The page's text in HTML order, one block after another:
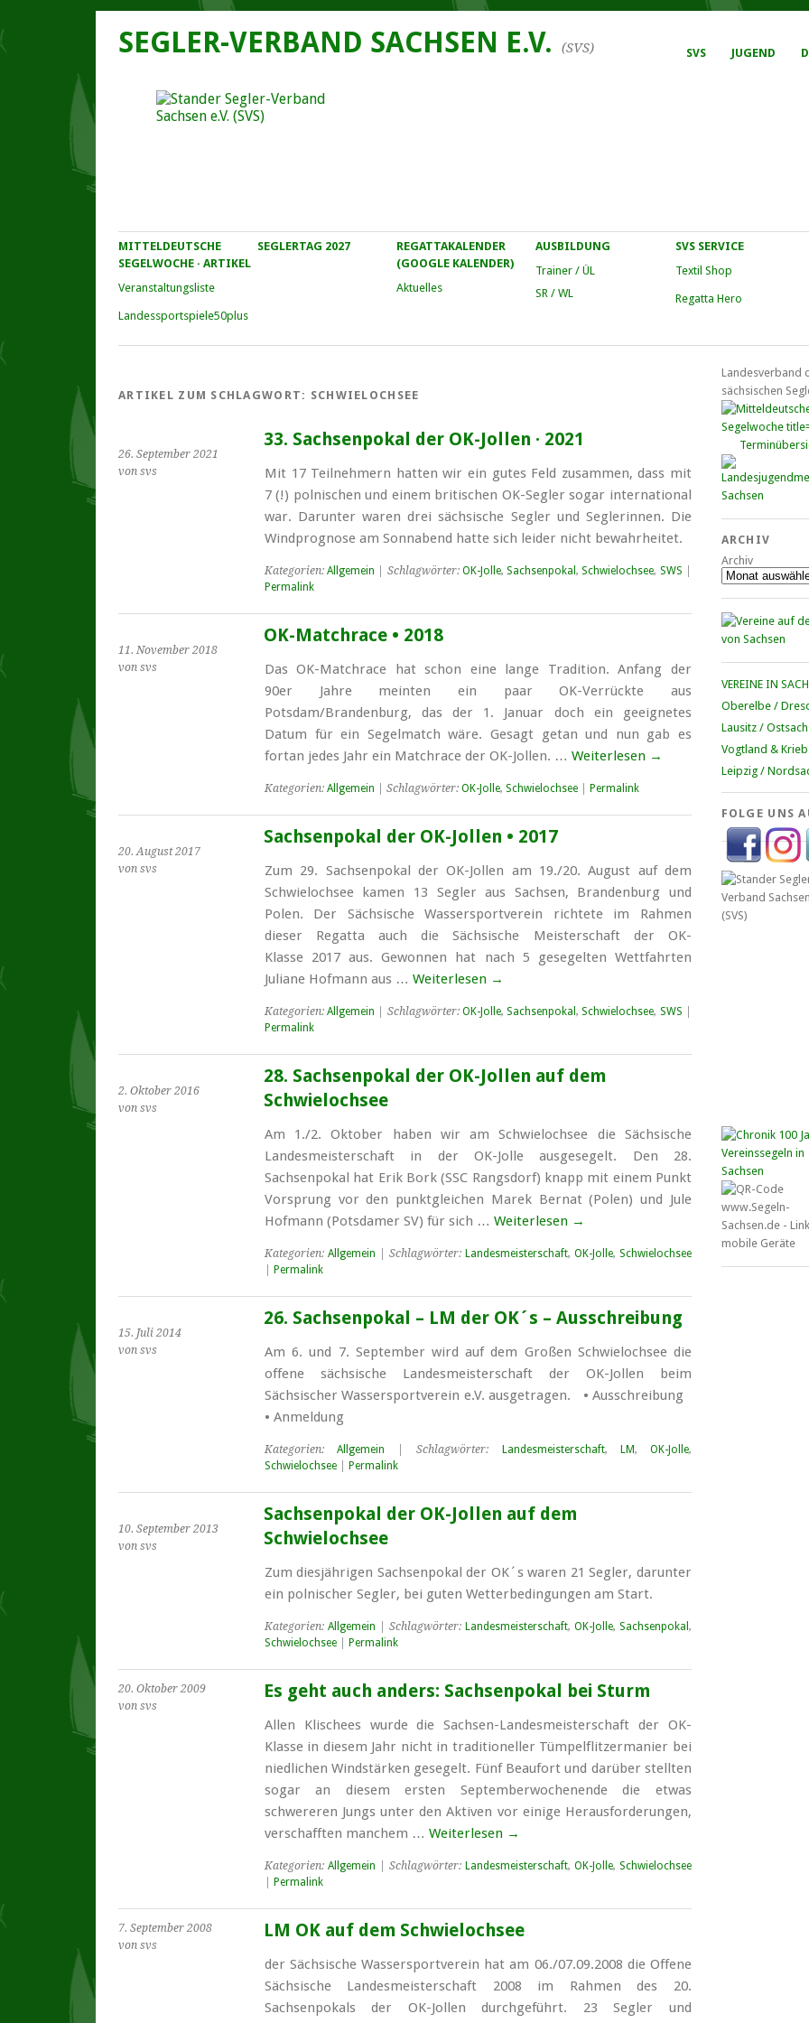
SVS JUGEND
SEGLER-VERBAND SACHSEN E.V. (SVS)
MITTELDEUTSCHE
SEGELWOCHE · ARTIKEL
Veranstaltungs­liste
Landessportspiele50plus
SEGLERTAG 2027
REGATTAKALENDER
(GOOGLE KALENDER)
Aktuelles
AUSBILDUNG
Trainer / ÜL
SR / WL
SVS SERVICE
Textil Shop
Regatta Hero
ARTIKEL ZUM SCHLAGWORT: SCHWIELOCHSEE
26. September 2021
von svs
33. Sachsenpokal der OK-Jollen · 2021
Mit 17 Teil­nehmern hatten wir ein gutes Feld zu­sammen, dass mit
7 (!) pol­nischen und einem brit­ischen OK-Segler sogar inter­national
war. Darunter waren drei sächsische Segler und Segler­innen. Die
Wind­prog­nose am Sonn­abend hatte sich leider nicht be­wahr­heitet.
Kategorien:Allgemein | Schlagwörter: OK-Jolle,Sachsenpokal,Schwielochsee, SWS
Permalink
11. November 2018
von svs
OK-Matchrace • 2018
Das OK-Matchrace hat schon eine lange Tradition. Anfang der
90er Jahre meinten ein paar OK-Verrückte aus
Potsdam/Brandenburg, das der 1. Januar doch ein geeignetes
Datum für ein Segel­match wäre. Gesagt getan und nun gab es
fortan jedes Jahr ein Match­race der OK-Jollen. … Weiterlesen →
Kategorien: Allgemein | Schlagwörter: OK-Jolle, Schwielochsee| Permalink
20. August 2017
von svs
Sachsenpokal der OK-Jollen • 2017
Zum 29. Sachsenpokal der OK-Jollen am 19./20. August auf dem
Schwielochsee kamen 13 Segler aus Sachsen, Branden­burg und
Polen. Der Sächsische Wasser­sport­verein richtete im Rahmen
dieser Regatta auch die Säch­sische Meister­schaft der OK-
Klasse 2017 aus. Gewonnen hat nach 5 ge­segel­ten Wett­fahrten
Juliane Hofmann aus … Weiterlesen →
Kategorien:Allgemein | Schlagwörter: OK-Jolle,Sachsenpokal,Schwielochsee, SWS
Permalink
2. Oktober 2016
von svs
28. Sachsenpokal der OK-Jollen auf dem
Schwielochsee
Am 1./2. Oktober haben wir am Schwielochsee die Sächsische
Landesmeisterschaft in der OK-Jolle ausgesegelt. Den 28.
Sachsenpokal hat Erik Bork (SSC Rangsdorf) knapp mit einem Punkt
Vorsprung vor den punktgleichen Marek Bernat (Polen) und Jule
Hofmann (Potsdamer SV) für sich … Weiterlesen →
Kategorien: Allgemein | Schlagwörter: Landesmeisterschaft, OK-Jolle, Schwielochsee
Permalink
15. Juli 2014
von svs
26. Sachsenpokal – LM der OK´s – Ausschreibung
Am 6. und 7. September wird auf dem Großen Schwielochsee die
offene sächsische Landesmeisterschaft der OK-Jollen beim
Sächsischer Wassersportverein e.V. ausgetragen. • Ausschreibung
• Anmeldung
Kategorien:Allgemein | Schlagwörter: Landesmeisterschaft, LM, OK-Jolle,
Schwielochsee| Permalink
10. September 2013
von svs
Sachsenpokal der OK-Jollen auf dem
Schwielochsee
Zum diesjährigen Sachsenpokal der OK´s waren 21 Segler, darunter
ein polnischer Segler, bei guten Wetterbedingungen am Start.
Kategorien: Allgemein | Schlagwörter: Landesmeisterschaft, OK-Jolle, Sachsenpokal ,
Schwielochsee| Permalink
20. Oktober 2009
von svs
Es geht auch anders: Sachsenpokal bei Sturm
Allen Klischees wurde die Sachsen-Landesmeisterschaft der OK-
Klasse in diesem Jahr nicht in traditioneller Tümpelflitzermanier bei
niedlichen Windstärken gesegelt. Fünf Beaufort und darüber stellten
sogar an diesem ersten Septemberwochenende die etwas
schwereren Jungs unter den Aktiven vor einige Herausforderungen,
verschafften manchem … Weiterlesen →
Kategorien: Allgemein | Schlagwörter: Landesmeisterschaft, OK-Jolle, Schwielochsee
Permalink
7. September 2008
von svs
LM OK auf dem Schwielochsee
der Sächsische Wassersportverein hat am 06./07.09.2008 die Offene
Sächsische Landesmeisterschaft 2008 im Rahmen des 20.
Sachsenpokals der OK-Jollen durchgeführt. 23 Segler und
Landesverband
sächsischen
ARCHIV
Archiv
VEREINE IN
Oberelbe /
Lausitz /
Vogtland &
Leipzig /
FOLGE UNS